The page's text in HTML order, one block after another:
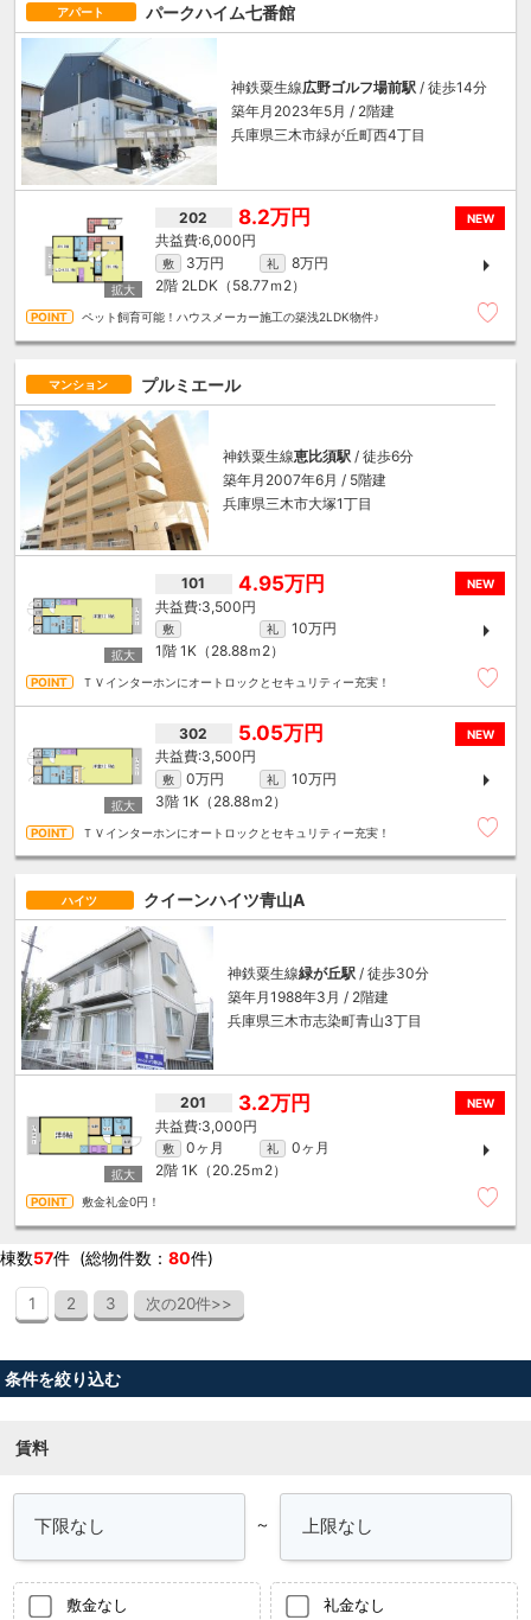
アパート パークハイム七番館
神鉄粟生線広野ゴルフ場前駅 / 徒歩14分
築年月2023年5月 / 2階建
兵庫県三木市緑が丘町西4丁目
NEW
202 8.2万円
6,000円
敷 3万円 礼
8万円
2階 2LDK（58.77ｍ 2）
ペット飼育可能！ハウスメーカー施工の築浅2LDK物件♪
マンション プルミエール
神鉄粟生線恵比須駅/ 徒歩6分
築年月2007年6月 / 5階建
兵庫県三木市大塚1丁目
NEW
101 4.95万円
3,500円
敷 礼
10万円
1階 1K（28.88ｍ 2）
ＴＶインターホンにオートロックとセキュリティー充実！
NEW
302 5.05万円
3,500円
敷 0万円 礼
10万円
3階 1K（28.88ｍ 2）
ＴＶインターホンにオートロックとセキュリティー充実！
ハイツ クイーンハイツ青山A
神鉄粟生線緑が丘駅/ 徒歩30分
築年月1988年3月 / 2階建
兵庫県三木市志染町青山3丁目
NEW
201 3.2万円
3,000円
敷 0ヶ月 礼
0ヶ月
2階 1K（20.25ｍ 2）
敷金礼金0円！
棟数57件 (総物件数： 80件)
1 2 3 次の20件>>
条件を絞り込む
賃料
～
敷金なし 礼金なし